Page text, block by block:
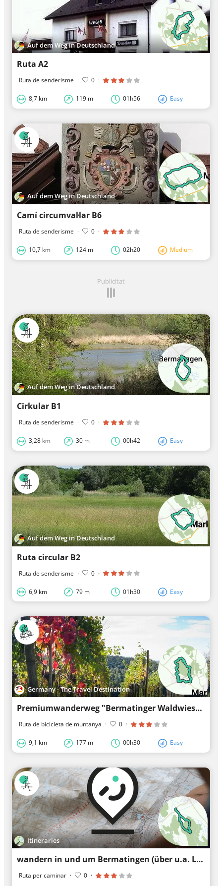
Auf dem Weg in Deutschland
Ruta A2
Ruta de senderisme · 0 ·
8,7 km 119 m 01h56 Easy
Auf dem Weg in Deutschland
Camí circumval·lar B6
Ruta de senderisme · 0 ·
10,7 km 124 m 02h20 Medium
Publicitat
Auf dem Weg in Deutschland
Cirkular B1
Ruta de senderisme · 0 ·
3,28 km 30 m 00h42 Easy
Auf dem Weg in Deutschland
Ruta circular B2
Ruta de senderisme · 0 ·
6,9 km 79 m 01h30 Easy
Germany - The Travel Destination
Premiumwanderweg "Bermatinger Waldwiesen"
Ruta de bicicleta de muntanya · 0 ·
9,1 km 177 m 00h30 Easy
Itineraries
wandern in und um Bermatingen (über u.a. LF-Strecken)
Ruta per caminar · 0 ·